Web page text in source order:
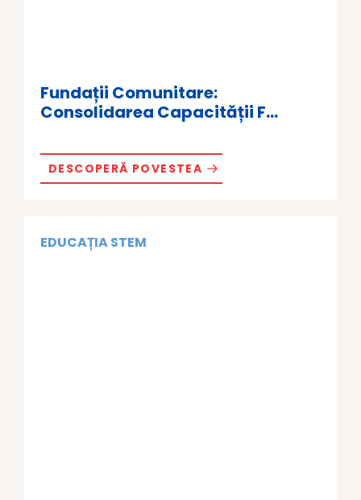
Fundații Comunitare:
Consolidarea Capacității F...
DESCOPERĂ POVESTEA
EDUCAȚIA STEM